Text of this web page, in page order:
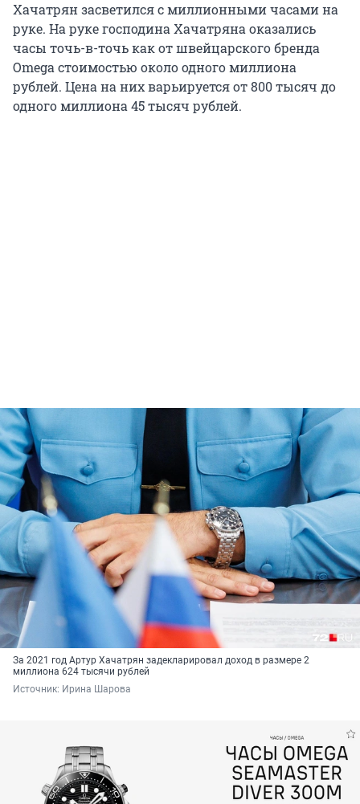
Хачатрян засветился с миллионными часами на
руке. На руке господина Хачатряна оказались
часы точь-в-точь как от швейцарского бренда
Omega стоимостью около одного миллиона
рублей. Цена на них варьируется от 800 тысяч до
одного миллиона 45 тысяч рублей.
За 2021 год Артур Хачатрян задекларировал доход в размере 2
миллиона 624 тысячи рублей
Источник: Ирина Шарова